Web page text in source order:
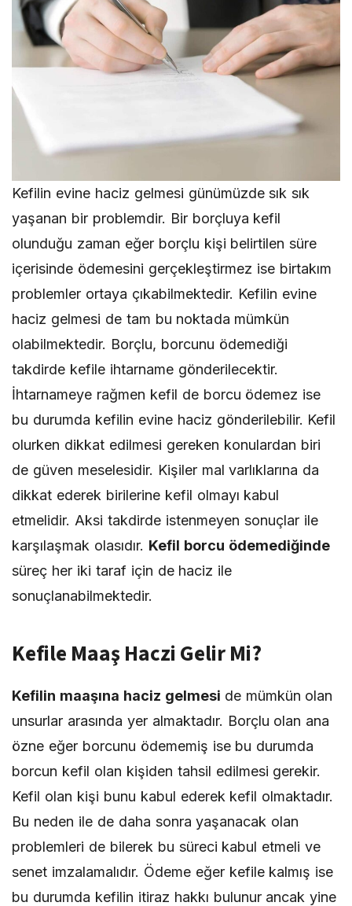
Kefilin evine haciz gelmesi günümüzde sık sık
yaşanan bir problemdir. Bir borçluya kefil
olunduğu zaman eğer borçlu kişi belirtilen süre
içerisinde ödemesini gerçekleştirmez ise birtakım
problemler ortaya çıkabilmektedir. Kefilin evine
haciz gelmesi de tam bu noktada mümkün
olabilmektedir. Borçlu, borcunu ödemediği
takdirde kefile ihtarname gönderilecektir.
İhtarnameye rağmen kefil de borcu ödemez ise
bu durumda kefilin evine haciz gönderilebilir. Kefil
olurken dikkat edilmesi gereken konulardan biri
de güven meselesidir. Kişiler mal varlıklarına da
dikkat ederek birilerine kefil olmayı kabul
etmelidir. Aksi takdirde istenmeyen sonuçlar ile
karşılaşmak olasıdır. Kefil borcu ödemediğinde
süreç her iki taraf için de haciz ile
sonuçlanabilmektedir.
Kefile Maaş Haczi Gelir Mi?
Kefilin maaşına haciz gelmesi de mümkün olan
unsurlar arasında yer almaktadır. Borçlu olan ana
özne eğer borcunu ödememiş ise bu durumda
borcun kefil olan kişiden tahsil edilmesi gerekir.
Kefil olan kişi bunu kabul ederek kefil olmaktadır.
Bu neden ile de daha sonra yaşanacak olan
problemleri de bilerek bu süreci kabul etmeli ve
senet imzalamalıdır. Ödeme eğer kefile kalmış ise
bu durumda kefilin itiraz hakkı bulunur ancak yine